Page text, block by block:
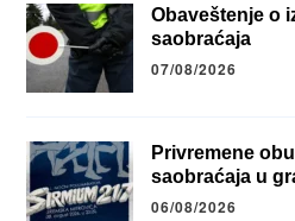
Obaveštenje o
saobraćaja
07/08/2026
Privremene
saobraćaja u
06/08/2026